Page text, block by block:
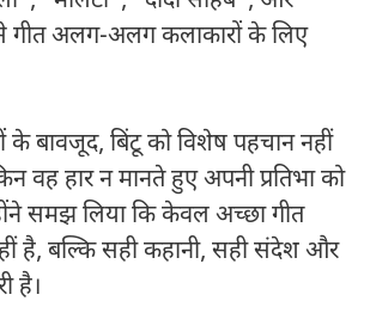
गीत अलग-अलग कलाकारों के लिए
के बावजूद, बिंटू को विशेष पहचान नहीं
वह हार न मानते हुए अपनी प्रतिभा को
समझ लिया कि केवल अच्छा गीत
है, बल्कि सही कहानी, सही संदेश और
है।